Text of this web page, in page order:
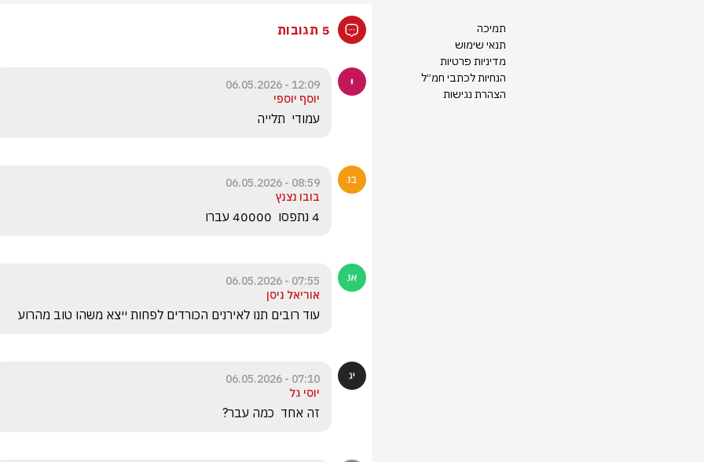
תמיכה
תנאי שימוש
מדיניות פרטיות
הנחיות לכתבי חמ״ל
הצהרת נגישות
5 תגובות
12:09 - 06.05.2026
יוסף יוספי
עמודי  תלייה
08:59 - 06.05.2026
בובו נצנץ
4 נתפסו  40000 עברו
07:55 - 06.05.2026
אוריאל ניסן
עוד רובים תנו לאירנים הכורדים לפחות ייצא משהו טוב מהרוע
07:10 - 06.05.2026
יוסי גל
זה אחד  כמה עבר?